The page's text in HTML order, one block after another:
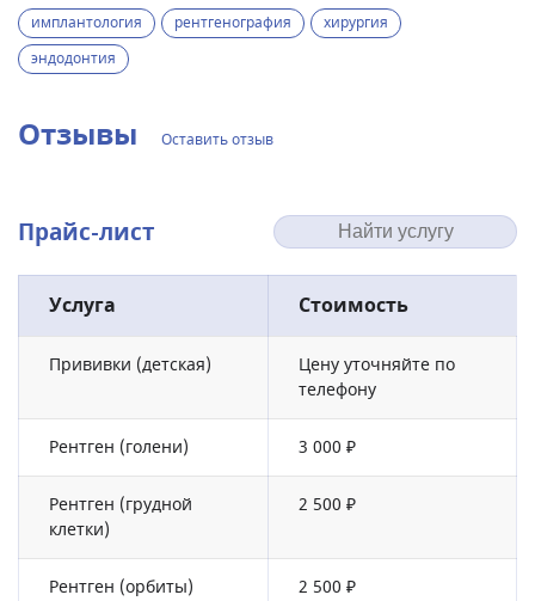
имплантология рентгенография
хирургия
эндодонтия
Отзывы Оставить отзыв
Прайс-лист
Услуга Стоимость
Прививки (детская)
Цену уточняйте по
телефону
Рентген (голени) 3 000 ₽
Рентген (грудной
клетки)
2 500 ₽
Рентген (орбиты) 2 500 ₽